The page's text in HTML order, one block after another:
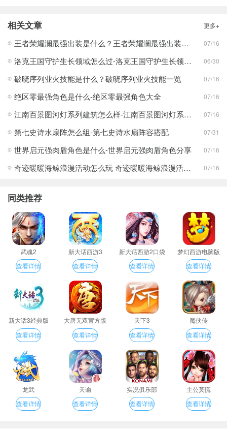
相关文章 更多+
王者荣耀澜最强出装是什么？王者荣耀澜最强出装分享 07/16
洛克王国守护生长领域怎么过-洛克王国守护生长领域通关攻略 06/30
破晓序列业火技能是什么？破晓序列业火技能一览 07/16
绝区零最强角色是什么-绝区零最强角色大全 07/16
江南百景图河灯系列建筑怎么样-江南百景图河灯系列建筑分享 07/16
第七史诗水扇阵怎么组-第七史诗水扇阵容搭配 07/31
世界启元强肉盾角色是什么-世界启元强肉盾角色分享 07/16
奇迹暖暖海鲸浪漫活动怎么玩 奇迹暖暖海鲸浪漫活动玩法一览 07/16
同类推荐
武魂2
查看详情
新大话西游3
查看详情
新大话西游2口袋
版
查看详情
梦幻西游电脑版
查看详情
新大话3经典版
查看详情
大唐无双官方版
查看详情
天下3
查看详情
魔侠传
查看详情
龙武
查看详情
天谕
查看详情
实况俱乐部
查看详情
主公莫慌
查看详情